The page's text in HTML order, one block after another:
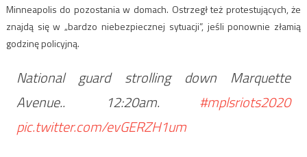
Minneapolis do pozostania w domach. Ostrzegł też protestujących, że
znajdą się w „bardzo niebezpiecznej sytuacji”, jeśli ponownie złamią
godzinę policyjną.
National guard strolling down Marquette
Avenue.. 12:20am. #mplsriots2020
pic.twitter.com/evGERZH1um